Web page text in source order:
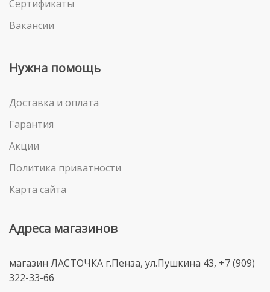
Сертификаты
Вакансии
Нужна помощь
Доставка и оплата
Гарантия
Акции
Политика приватности
Карта сайта
Адреса магазинов
магазин ЛАСТОЧКА г.Пенза, ул.Пушкина 43, +7 (909)
322-33-66